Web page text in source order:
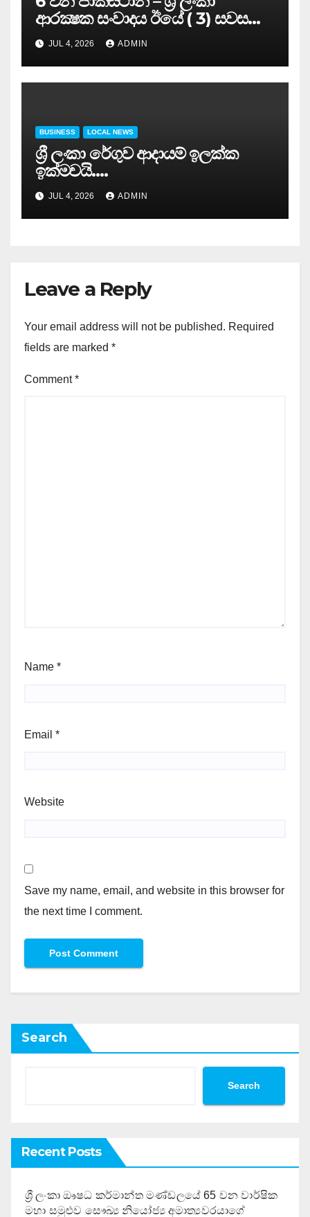
ආරක්‍ෂක සංවාදය ඊයේ ( 3) සවස
සාර්ථකව අවසන් කරයි..
JUL 4, 2026 ADMIN
BUSINESS LOCAL NEWS
ශ්‍රී ලංකා රේගුව ආදායම් ඉලක්ක
ඉක්මවයි….
JUL 4, 2026 ADMIN
Leave a Reply
Your email address will not be published. Required
fields are marked *
Comment*
Name *
Email *
Website
Save my name, email, and website in this browser for
the next time I comment.
Search
Search
Recent Posts
ශ්‍රී ලංකා ඖෂධ කර්මාන්ත මණ්ඩලයේ 65 වන වාර්ෂික
මහා සමුළුව සෞඛ්‍ය නියෝජ්‍ය අමාත්‍යවරයාගේ